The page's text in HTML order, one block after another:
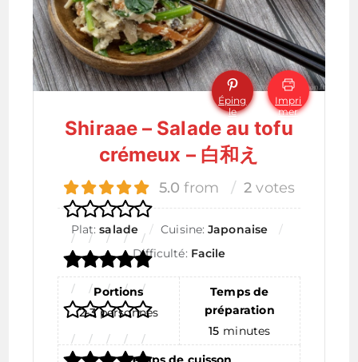
Éping
le
Impri
mer
Shiraae – Salade au tofu
crémeux – 白和え
5.0 from 2 votes
Plat:salade Cuisine:Japonaise
Difficulté: Facile
Portions
2-3 personnes
Temps de
préparation
15 minutes